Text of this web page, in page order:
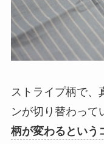
ストライプ柄で、
ンが切り替わって
柄が変わるという